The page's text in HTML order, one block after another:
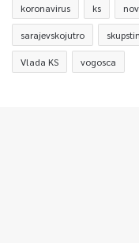
koronavirus ks
sarajevskojutro
Vlada KS vogosca